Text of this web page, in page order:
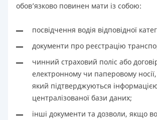
обов’язково повинен мати із собою:
посвідчення водія відповідної
документи про реєстрацію
чинний страховий поліс або
електронному чи паперовому
який підтверджуються
централізованої бази даних;
інші документи та дозволи, якщо